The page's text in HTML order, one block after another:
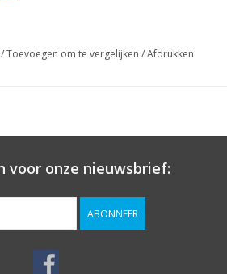
/Toevoegen om te vergelijken /Afdrukken
voor onze nieuwsbrief:
ABONNEER